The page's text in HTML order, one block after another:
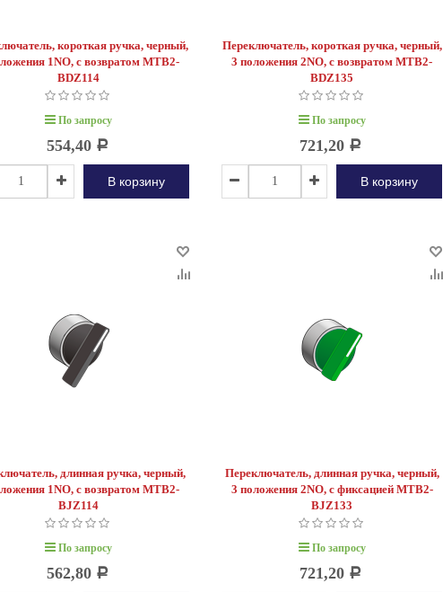
короткая ручка, черный,
1NO, с возвратом MTB2-
BDZ114
По запросу
554,40 Р
В корзину
Переключатель, короткая ручка, черный,
3 положения 2NO, с возвратом MTB2-
BDZ135
По запросу
721,20 Р
В корзину
длинная ручка, черный,
1NO, с возвратом MTB2-
BJZ114
По запросу
562,80 Р
Переключатель, длинная ручка, черный,
3 положения 2NO, с фиксацией MTB2-
BJZ133
По запросу
721,20 Р